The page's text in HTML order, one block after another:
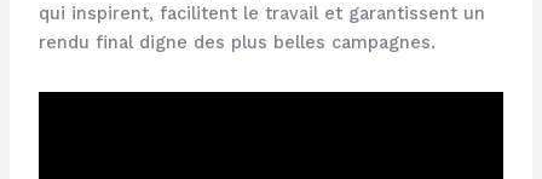
qui inspirent, facilitent le travail et garantissent un
rendu final digne des plus belles campagnes.